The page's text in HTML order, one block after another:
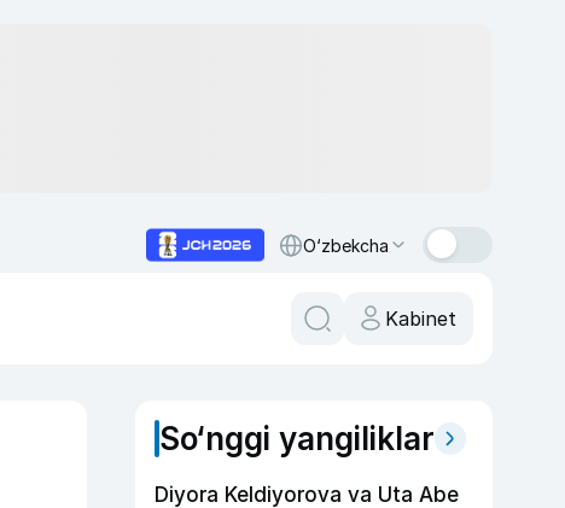
O‘zbekcha
Kabinet
So‘nggi yangiliklar
Diyora Keldiyorova va Uta Abe